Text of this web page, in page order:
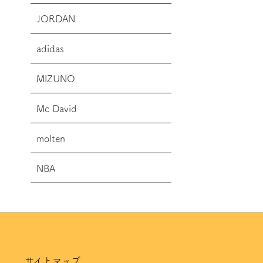
JORDAN
adidas
MIZUNO
Mc David
molten
NBA
サイトマップ